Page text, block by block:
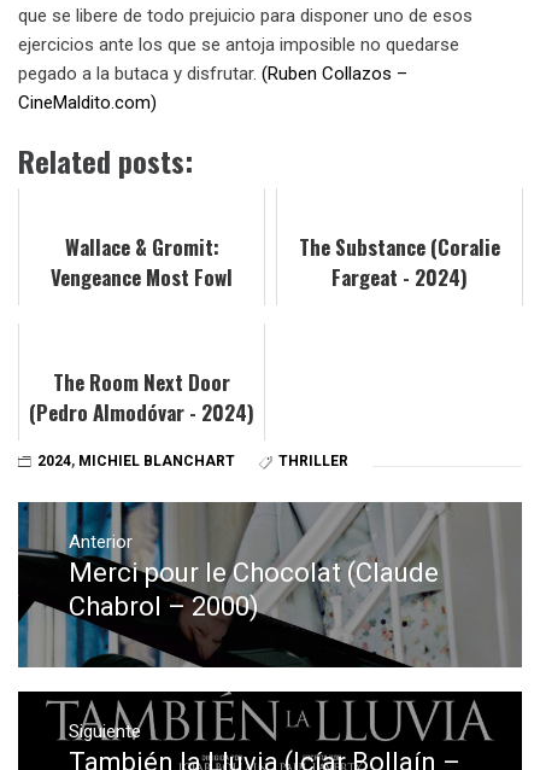
que se libere de todo prejuicio para disponer uno de esos
ejercicios ante los que se antoja imposible no quedarse
pegado a la butaca y disfrutar. (Ruben Collazos –
CineMaldito.com)
Related posts:
Wallace & Gromit:
Vengeance Most Fowl
The Substance (Coralie
Fargeat - 2024)
The Room Next Door
(Pedro Almodóvar - 2024)
2024, MICHIEL BLANCHART THRILLER
Navegación
de
entradas
Anterior
Entrada
anterior:
Merci pour le Chocolat (Claude
Chabrol – 2000)
Siguiente
Entrada
También la Lluvia (Icíar Bollaín –